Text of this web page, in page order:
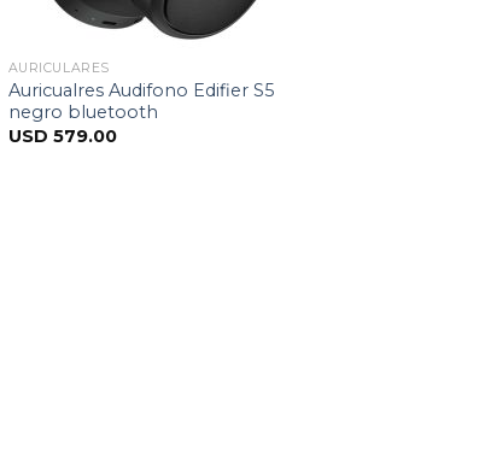
AURICULARES
Auricualres Audifono Edifier S5
negro bluetooth
USD 579.00